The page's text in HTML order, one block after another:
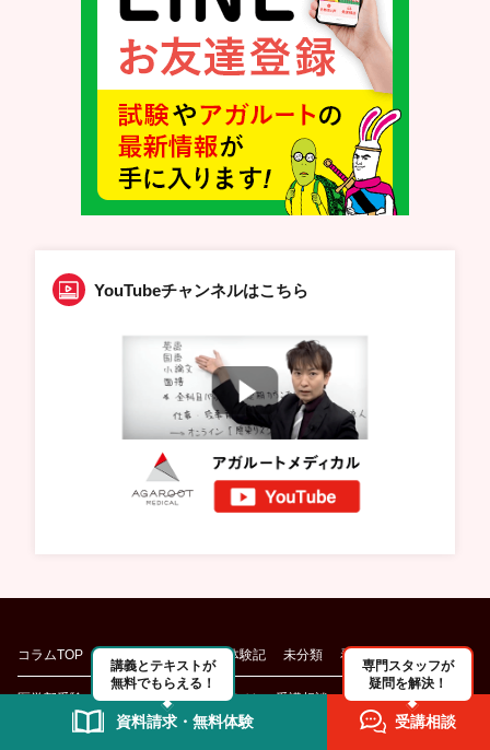
YouTubeチャンネルはこちら
コラムTOP 医学部 合格体験記 未分類 看護学部
医学部受験 アガルートメディカルとは 受講相談
資料請求・無料体験 お問合せ
講義とテキストが
無料でもらえる！
資料請求・無料体験
専門スタッフが
疑問を解決！
受講相談